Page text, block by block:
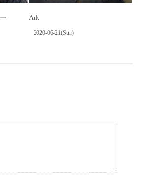
Ark
2020-06-21(Sun)